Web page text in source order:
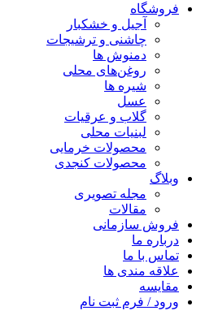
فروشگاه
آجیل و خشکبار
چاشنی و ترشیجات
دمنوش ها
روغن‌های محلی
شیره ها
عسل
گلاب و عرقیات
لبنیات محلی
محصولات خرمایی
محصولات کنجدی
وبلاگ
مجله تصویری
مقالات
فروش سازمانی
درباره ما
تماس با ما
علاقه مندی ها
مقایسه
ورود / فرم ثبت نام